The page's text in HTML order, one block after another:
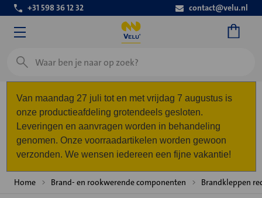
+31 598 36 12 32 contact@velu.nl
Zoeken
Van maandag 27 juli tot en met vrijdag 7 augustus is
onze productieafdeling grotendeels gesloten.
Leveringen en aanvragen worden in behandeling
genomen. Onze voorraadartikelen worden gewoon
verzonden. We wensen iedereen een fijne vakantie!
Home Brand- en rookwerende componenten Brandkleppen